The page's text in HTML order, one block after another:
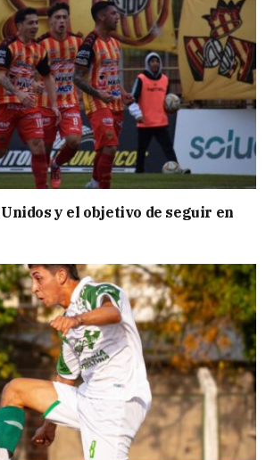
y el objetivo de seguir en